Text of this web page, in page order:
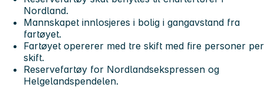
Nordland.
Mannskapet innlosjeres i bolig i gangavstand fra
fartøyet.
Fartøyet opererer med tre skift med fire personer per
skift.
Reservefartøy for Nordlandsekspressen og
Helgelandspendelen.